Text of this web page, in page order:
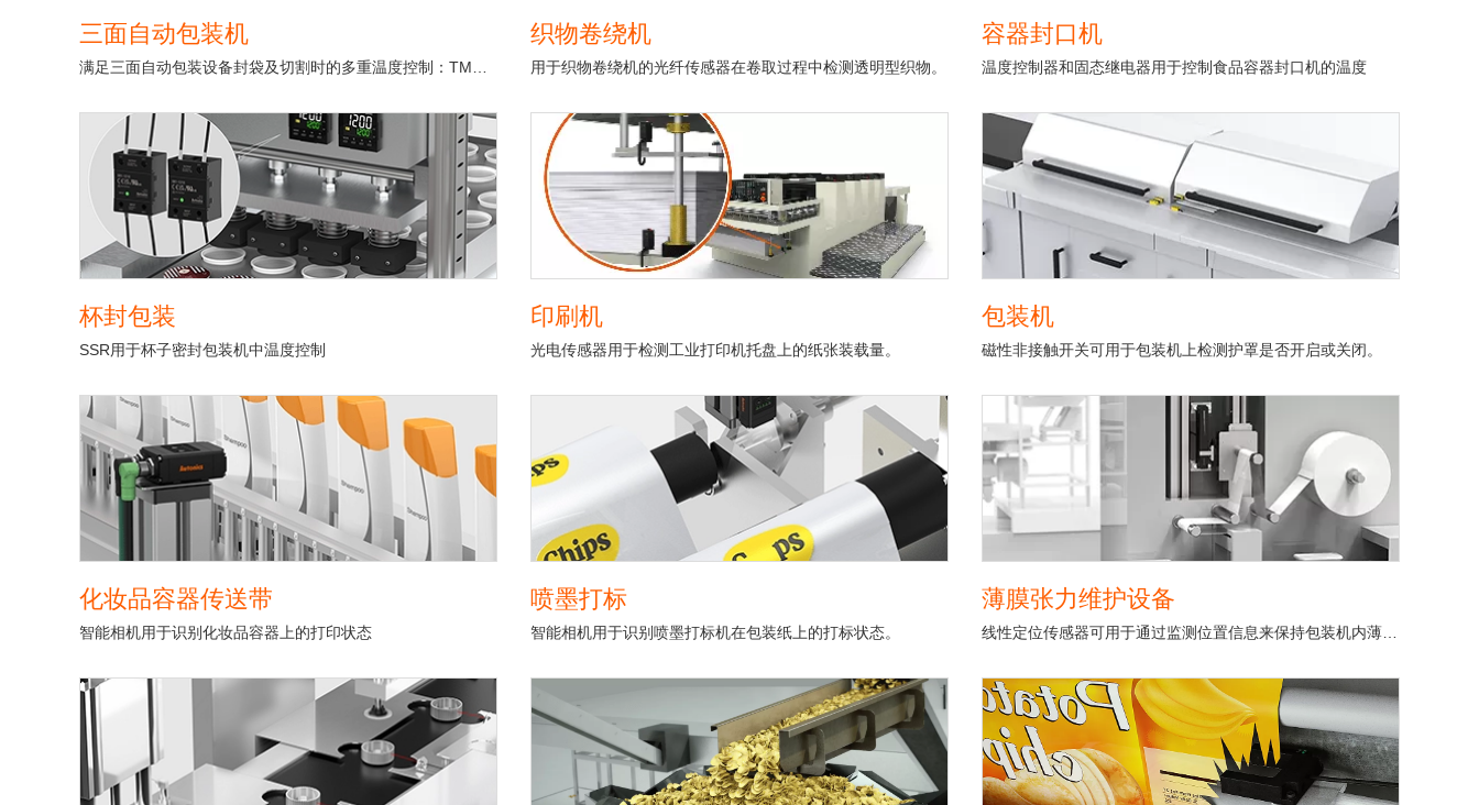
三面自动包装机 织物卷绕机
用于织物卷绕机的光纤传感器在卷取过程中检测透明型织物。
容器封口机
温度控制器和固态继电器用于控制食品容器封口机的温度
杯封包装
SSR用于杯子密封包装机中温度控制
印刷机
光电传感器用于检测工业打印机托盘上的纸张装载量。
包装机
磁性非接触开关可用于包装机上检测护罩是否开启或关闭。
化妆品容器传送带
智能相机用于识别化妆品容器上的打印状态
喷墨打标
智能相机用于识别喷墨打标机在包装纸上的打标状态。
薄膜张力维护设备